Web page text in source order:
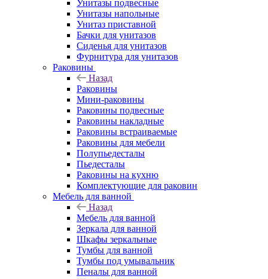
Унитазы подвесные
Унитазы напольные
Унитаз приставной
Бачки для унитазов
Сиденья для унитазов
Фурнитура для унитазов
Раковины
Назад
Раковины
Мини-раковины
Раковины подвесные
Раковины накладные
Раковины встраиваемые
Раковины для мебели
Полупьедесталы
Пьедесталы
Раковины на кухню
Комплектующие для раковин
Мебель для ванной
Назад
Мебель для ванной
Зеркала для ванной
Шкафы зеркальные
Тумбы для ванной
Тумбы под умывальник
Пеналы для ванной